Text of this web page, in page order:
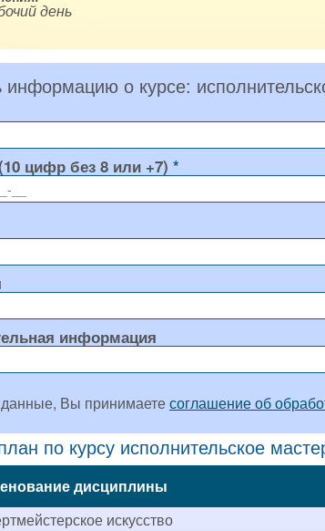
день
информацию о курсе:
цифр без 8 или +7)
информация
Вы принимаетесоглашение об
по курсу исполнительское
дисциплины
искусство